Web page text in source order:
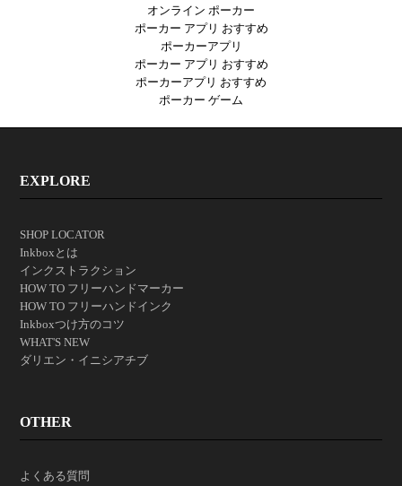
オンライン ポーカー
ポーカー アプリ おすすめ
ポーカーアプリ
ポーカー アプリ おすすめ
ポーカーアプリ おすすめ
ポーカー ゲーム
EXPLORE
SHOP LOCATOR
Inkboxとは
インクストラクション
HOW TO フリーハンドマーカー
HOW TO フリーハンドインク
Inkboxつけ方のコツ
WHAT'S NEW
ダリエン・イニシアチブ
OTHER
よくある質問